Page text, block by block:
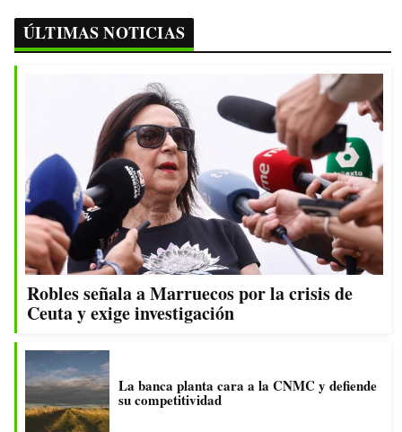
ÚLTIMAS NOTICIAS
Robles señala a Marruecos por la crisis de
Ceuta y exige investigación
La banca planta cara a la CNMC y defiende
su competitividad